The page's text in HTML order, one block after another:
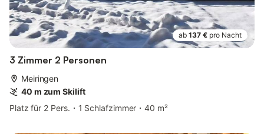
ab 137 € pro Nacht
3 Zimmer 2 Personen
Meiringen
40 m zum Skilift
Platz für 2 Pers.
1 Schlafzimmer 40 m²